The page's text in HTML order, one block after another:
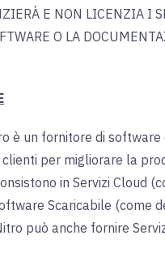
E NON LICENZIA I
O LA
è un fornitore di
per migliorare la
in Servizi Cloud
Scaricabile (come
può anche fornire